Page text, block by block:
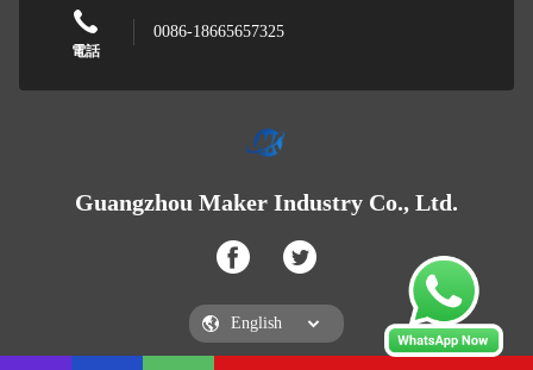
電話
0086-18665657325
Guangzhou Maker Industry Co., Ltd.